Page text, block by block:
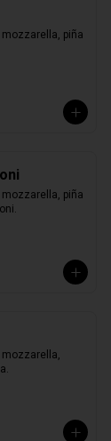
piña
piña
mozzarella,